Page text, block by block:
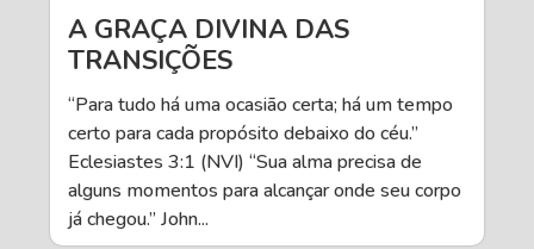
A GRAÇA DIVINA DAS
TRANSIÇÕES
“Para tudo há uma ocasião certa; há um tempo
certo para cada propósito debaixo do céu.”
Eclesiastes 3:1 (NVI) “Sua alma precisa de
alguns momentos para alcançar onde seu corpo
já chegou.” John...